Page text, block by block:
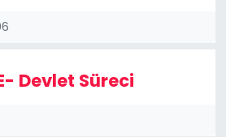
Devlet Süreci